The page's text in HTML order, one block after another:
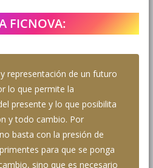
FICNOVA:
representación de un futuro
lo que permite la
presente y lo que posibilita
y todo cambio. Por
basta con la presión de
para que se ponga
sino que es necesario